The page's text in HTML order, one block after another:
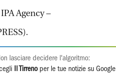
Agency –
lasciare decidere l'algoritmo:
Il Tirrenoper le tue notizie su Google